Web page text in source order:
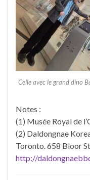
Celle avec le grand dino
Notes :
(1) Musée Royal de
(2) Daldongnae
Toronto. 658 Bloor
http://